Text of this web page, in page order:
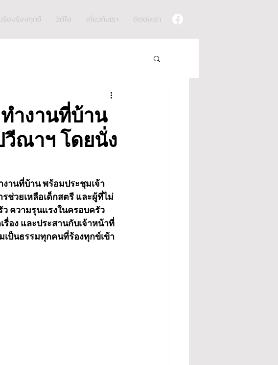
ร้องร้องทุกข์ วิดีโอ เกี่ยวกับเรา ติดต่อเรา
ำงานที่บ้าน
ณาฯ โดยนั่ง
านที่บ้าน พร้อมประชุมเจ้า
ช่วยเหลือเด็กสตรี และผู้ที่ไม่
ความรุนแรงในครอบครัว
อง และประสานกับเจ้าหน้าที่
เป็นธรรมทุกคนที่ร้องทุกข์เข้า